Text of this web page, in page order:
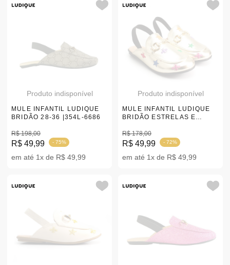
Produto indisponível
MULE INFANTIL LUDIQUE
BRIDÃO 28-36 |354L-6686
R$ 198,00
R$ 49,99 - 75%
em até 1x de R$ 49,99
Produto indisponível
MULE INFANTIL LUDIQUE
BRIDÃO ESTRELAS E
R$ 178,00
R$ 49,99 - 72%
em até 1x de R$ 49,99